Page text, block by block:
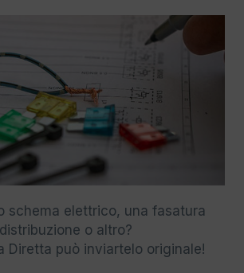
schema elettrico, una fasatura
distribuzione o altro?
Diretta può inviartelo originale!